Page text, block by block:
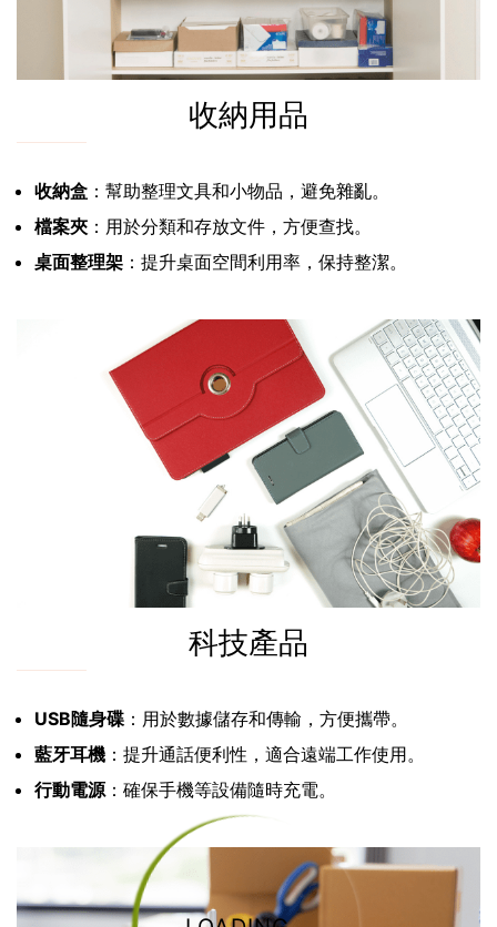
收納用品
收納盒 ：幫助整理文具和小物品，避免雜亂。
檔案夾 ：用於分類和存放文件，方便查找。
桌面整理架 ：提升桌面空間利用率，保持整潔。
科技產品
USB隨身碟 ：用於數據儲存和傳輸，方便攜帶。
藍牙耳機 ：提升通話便利性，適合遠端工作使用。
行動電源：確保手機等設備隨時充電。